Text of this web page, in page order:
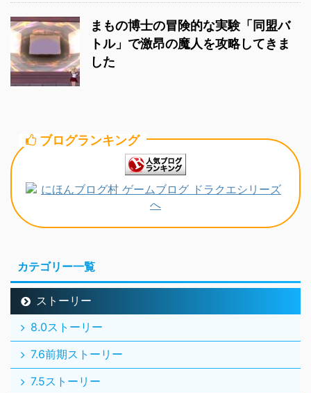
まもの博士の冒険的な実験「同盟バ
トル」で激昂の魔人を攻略してきま
した
ブログランキング
カテゴリー一覧
ストーリー
8.0ストーリー
7.6前期ストーリー
7.5ストーリー